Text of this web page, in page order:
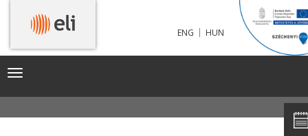
ENG | HUN
Toggle